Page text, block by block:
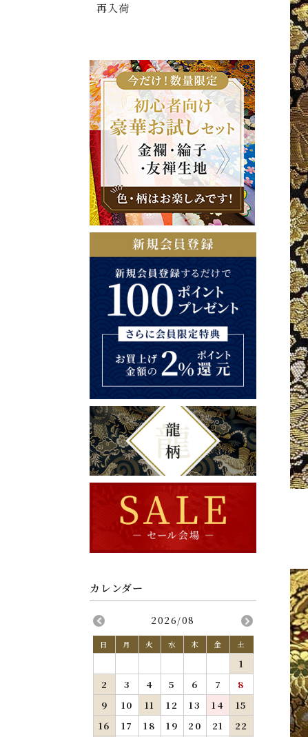
再入荷
2026/08
日 月 火 水 木 金 土
1
2
3 4 5 6 7
8
9
10 11 12 13 14
15
16
17 18 19 20 21
22